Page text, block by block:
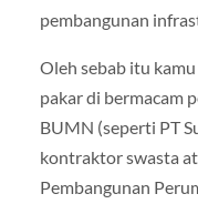
pembangunan
Oleh sebab itu
pakar di bermacam
BUMN (seperti PT
kontraktor swasta
Pembangunan